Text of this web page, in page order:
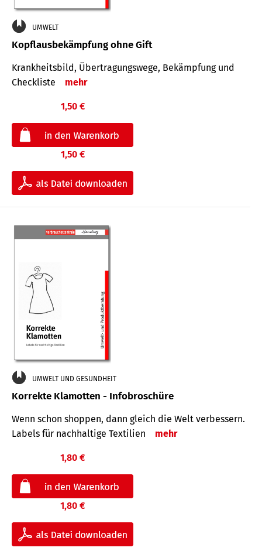
UMWELT
Kopflausbekämpfung ohne Gift
Krankheits­bild, Übertra­gungs­wege, Bekämpfung und
Check­liste
mehr
1,50 €
1,50 €
UMWELT UND GESUNDHEIT
Korrekte Klamotten - Infobroschüre
Wenn schon shoppen, dann gleich die Welt verbessern.
Labels für nachhaltige Textilien
mehr
1,80 €
1,80 €